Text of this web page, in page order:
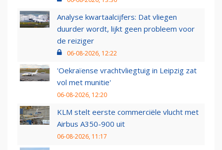
Analyse kwartaalcijfers: Dat vliegen
duurder wordt, lijkt geen probleem voor
de reiziger
06-08-2026, 12:22
'Oekraïense vrachtvliegtuig in Leipzig zat
vol met munitie'
06-08-2026, 12:20
KLM stelt eerste commerciële vlucht met
Airbus A350-900 uit
06-08-2026, 11:17